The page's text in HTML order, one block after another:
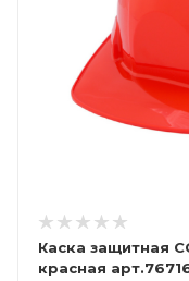
Каска защитная
красная